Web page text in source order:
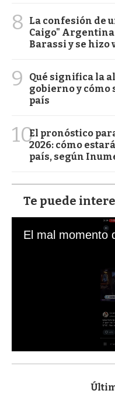
8
La confesión de
Caigo" Argentina
Barassi y se hizo
9
Qué significa la
gobierno y cómo
país
10El pronóstico
2026: cómo
país, según
Te puede
s